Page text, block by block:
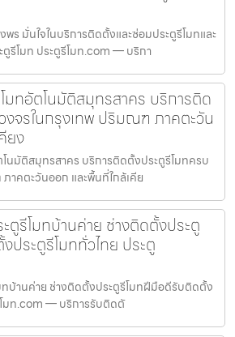
ร มั่นใจในบริการติดตั้งและซ่อมประตูรีโมทและ
ตูรีโมท ประตูรีโมท.com — บริกา
มทอัตโนมัติสมุทรสาคร บริการติด
งจรในกรุงเทพ ปริมณฑ ภาคตะวัน
ยง
นมัติสมุทรสาคร บริการติดตั้งประตูรีโมทครบ
าคตะวันออก และพื้นที่ใกล้เคีย
ตูรีโมทบ้านค่าย ช่างติดตั้งประตู
ระตูรีโมททั่วไทย ประตู
ทบ้านค่าย ช่างติดตั้งประตูรีโมทฝีมือดีรับติดตั้ง
มท.com — บริการรับติดตั